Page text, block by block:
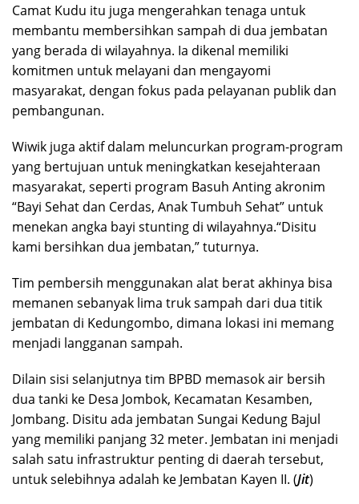
Camat Kudu itu juga mengerahkan tenaga untuk
membantu membersihkan sampah di dua jembatan
yang berada di wilayahnya. Ia dikenal memiliki
komitmen untuk melayani dan mengayomi
masyarakat, dengan fokus pada pelayanan publik dan
pembangunan.
Wiwik juga aktif dalam meluncurkan program-program
yang bertujuan untuk meningkatkan kesejahteraan
masyarakat, seperti program Basuh Anting akronim
“Bayi Sehat dan Cerdas, Anak Tumbuh Sehat” untuk
menekan angka bayi stunting di wilayahnya.“Disitu
kami bersihkan dua jembatan,” tuturnya.
Tim pembersih menggunakan alat berat akhinya bisa
memanen sebanyak lima truk sampah dari dua titik
jembatan di Kedungombo, dimana lokasi ini memang
menjadi langganan sampah.
Dilain sisi selanjutnya tim BPBD memasok air bersih
dua tanki ke Desa Jombok, Kecamatan Kesamben,
Jombang. Disitu ada jembatan Sungai Kedung Bajul
yang memiliki panjang 32 meter. Jembatan ini menjadi
salah satu infrastruktur penting di daerah tersebut,
untuk selebihnya adalah ke Jembatan Kayen II. (Jit)